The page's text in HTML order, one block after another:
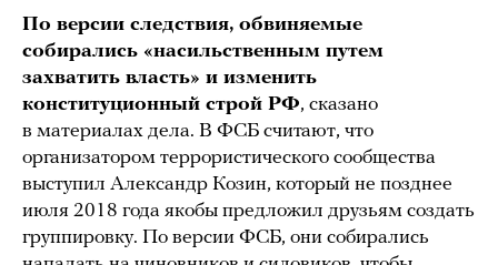
По версии следствия, обвиняемые
собирались «насильственным путем
захватить власть» и изменить
конституционный строй РФ, сказано
в материалах дела. В ФСБ считают, что
организатором террористического сообщества
выступил Александр Козин, который не позднее
июля 2018 года якобы предложил друзьям создать
группировку. По версии ФСБ, они собирались